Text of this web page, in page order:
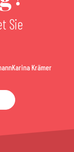
Sie
Karina Krämer